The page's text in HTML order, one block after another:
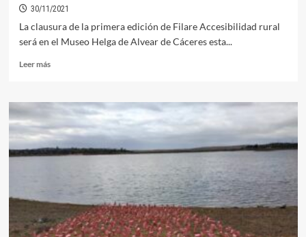
cacereño
30/11/2021
La clausura de la primera edición de Filare Accesibilidad rural
será en el Museo Helga de Alvear de Cáceres esta...
Leer másLeer
La
primera
edición
de
FILARE
tarde
en
Cáceres